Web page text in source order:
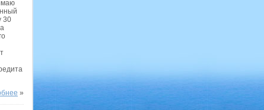
30
»